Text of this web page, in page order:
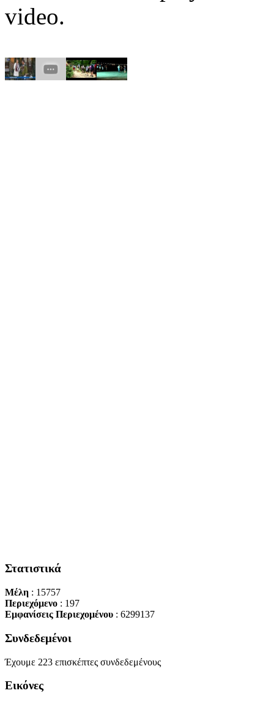
video.
Στατιστικά
Μέλη : 15757
Περιεχόμενο : 197
Εμφανίσεις Περιεχομένου : 6299137
Συνδεδεμένοι
Έχουμε 223 επισκέπτες συνδεδεμένους
Εικόνες